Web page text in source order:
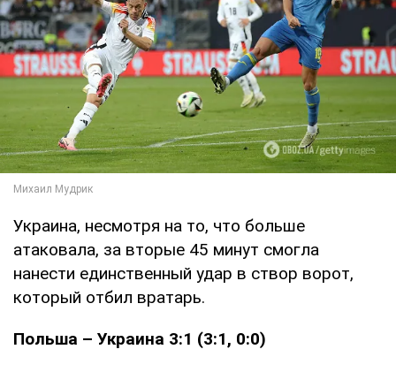
Украина, несмотря на то, что больше
атаковала, за вторые 45 минут смогла
нанести единственный удар в створ ворот,
который отбил вратарь.
Польша – Украина 3:1 (3:1, 0:0)